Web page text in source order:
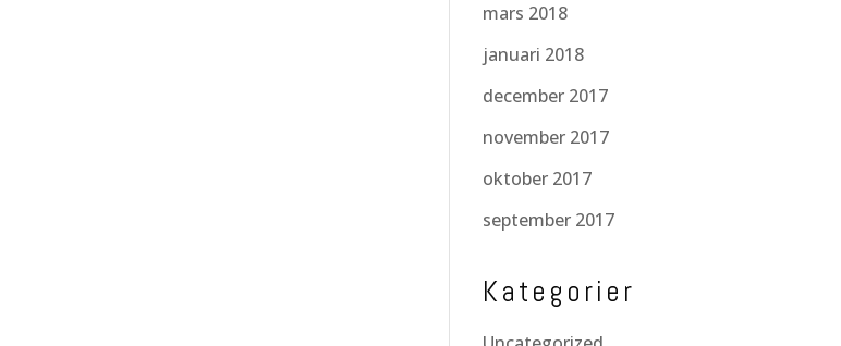
mars 2018
januari 2018
december 2017
november 2017
oktober 2017
september 2017
Kategorier